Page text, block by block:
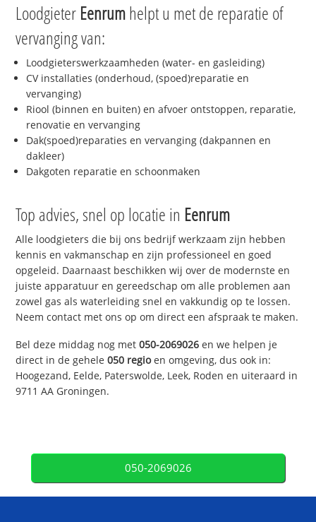
Loodgieter Eenrumhelpt u met de reparatie of
vervanging van:
Loodgieterswerkzaamheden (water- en gasleiding)
CV installaties (onderhoud, (spoed)reparatie en
vervanging)
Riool (binnen en buiten) en afvoer ontstoppen, reparatie,
renovatie en vervanging
Dak(spoed)reparaties en vervanging (dakpannen en
dakleer)
Dakgoten reparatie en schoonmaken
Top advies, snel op locatie in Eenrum
Alle loodgieters die bij ons bedrijf werkzaam zijn hebben
kennis en vakmanschap en zijn professioneel en goed
opgeleid. Daarnaast beschikken wij over de modernste en
juiste apparatuur en gereedschap om alle problemen aan
zowel gas als waterleiding snel en vakkundig op te lossen.
Neem contact met ons op om direct een afspraak te maken.
Bel deze middag nog met050-2069026 en we helpen je
direct in de gehele050 regioen omgeving, dus ook in:
Hoogezand, Eelde, Paterswolde, Leek, Roden en uiteraard in
9711 AA Groningen.
050-2069026